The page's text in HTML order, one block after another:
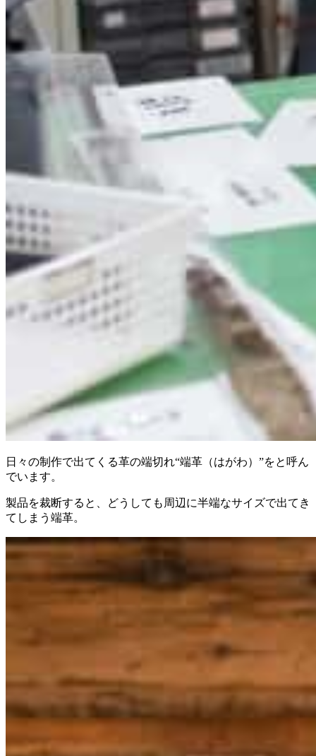
日々の制作で出てくる革の端切れ“端革（はがわ）”をと呼ん
でいます。
製品を裁断すると、どうしても周辺に半端なサイズで出てき
てしまう端革。